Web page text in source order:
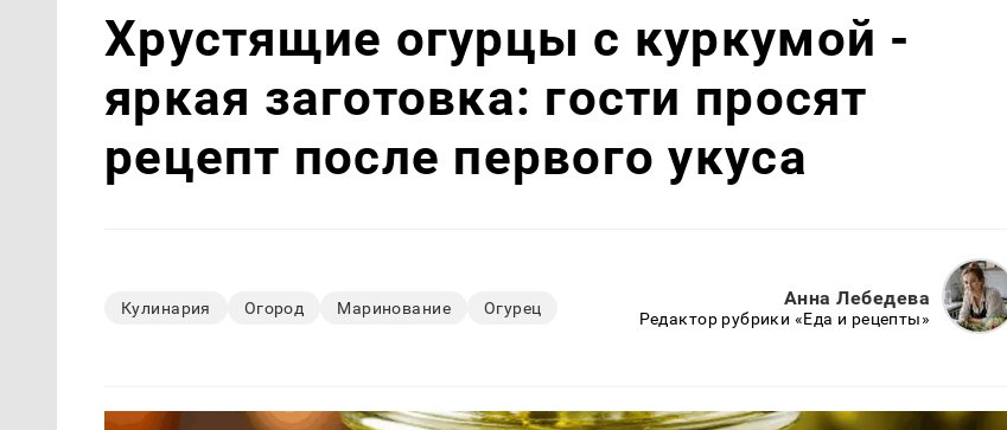
Хрустящие огурцы с куркумой -
яркая заготовка: гости просят
рецепт после первого укуса
Кулинария Огород Маринование Огурец Анна Лебедева
Редактор рубрики «Еда и рецепты»